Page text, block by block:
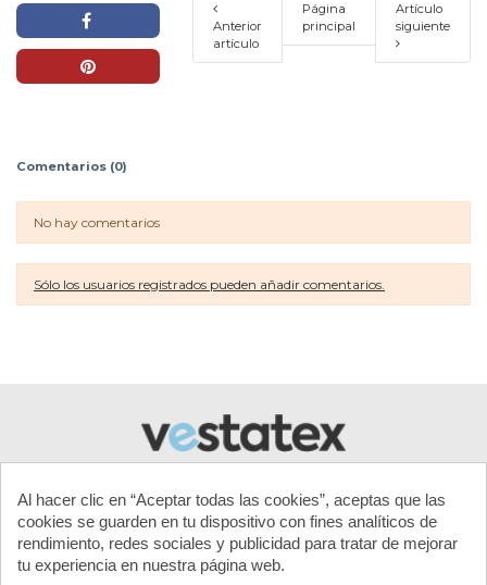
Anterior
artículo
Página
principal
Artículo
siguiente
Comentarios (0)
No hay comentarios
Sólo los usuarios registrados pueden añadir comentarios.
Al hacer clic en “Aceptar todas las cookies”, aceptas que las
cookies se guarden en tu dispositivo con fines analíticos de
rendimiento, redes sociales y publicidad para tratar de mejorar
tu experiencia en nuestra página web.